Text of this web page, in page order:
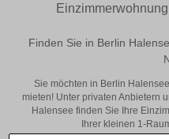
Finden Sie in Berlin
Sie möchten in Berlin
mieten! Unter privaten Anbietern
Halensee finden Sie Ihre
Ihrer kleinen 1-